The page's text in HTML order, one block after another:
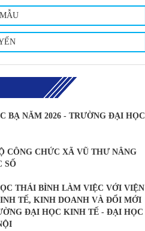
BẠ NĂM 2026 - TRƯỜNG ĐẠI HỌC
CÔNG CHỨC XÃ VŨ THƯ NÂNG
SỐ
THÁI BÌNH LÀM VIỆC VỚI VIỆN
TẾ, KINH DOANH VÀ ĐỔI MỚI
ĐẠI HỌC KINH TẾ - ĐẠI HỌC